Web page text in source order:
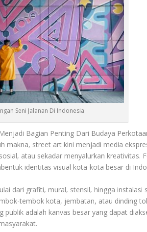
Seni Jalanan Di Indonesia
Bagian Penting Dari Budaya
makna, street art kini menjadi media
atau sekadar menyalurkan kreativitas.
identitas visual kota-kota besar di
dari grafiti, mural, stensil, hingga instalasi
tembok kota, jembatan, atau dinding
adalah kanvas besar yang dapat